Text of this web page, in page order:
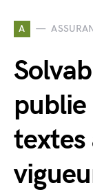
A
publie
textes